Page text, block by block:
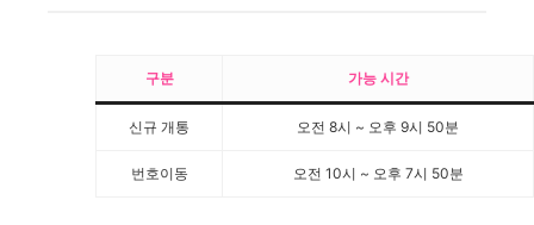
구분 가능 시간
신규 개통 오전 8시 ~ 오후 9시 50분
번호이동 오전 10시 ~ 오후 7시 50분